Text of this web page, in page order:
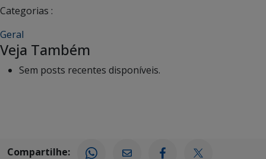
Categorias :
Geral
Veja Também
Sem posts recentes disponíveis.
Compartilhe: